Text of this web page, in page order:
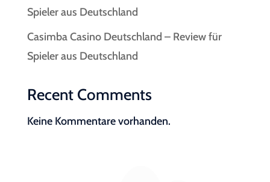
Spieler aus Deutschland
Casimba Casino Deutschland – Review für
Spieler aus Deutschland
Recent Comments
Keine Kommentare vorhanden.